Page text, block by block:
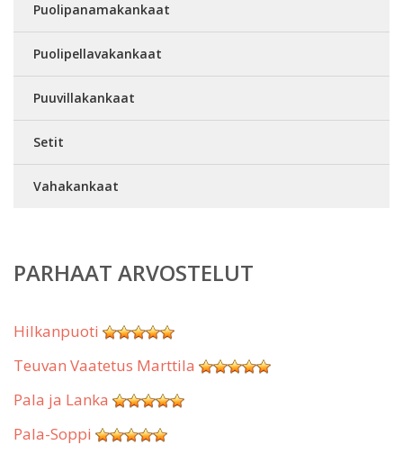
Puolipanamakankaat
Puolipellavakankaat
Puuvillakankaat
Setit
Vahakankaat
PARHAAT ARVOSTELUT
Hilkanpuoti
Teuvan Vaatetus Marttila
Pala ja Lanka
Pala-Soppi